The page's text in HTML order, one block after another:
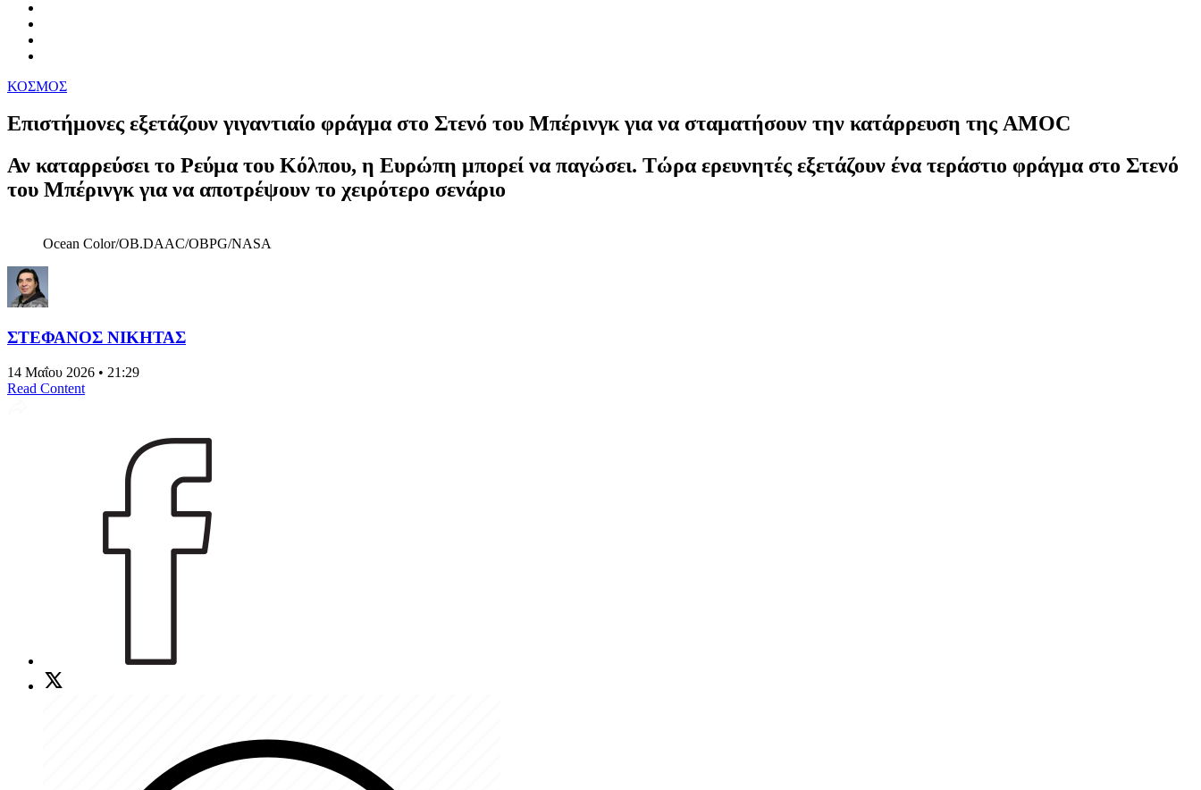
ΚΟΣΜΟΣ
Επιστήμονες εξετάζουν γιγαντιαίο φράγμα στο Στενό του Μπέρινγκ για να σταματήσουν την κατάρρευση της AMOC
Αν καταρρεύσει το Ρεύμα του Κόλπου, η Ευρώπη μπορεί να παγώσει. Τώρα ερευνητές εξετάζουν ένα τεράστιο φράγμα στο Στενό
του Μπέρινγκ για να αποτρέψουν το χειρότερο σενάριο
Ocean Color/OB.DAAC/OBPG/NASA
ΣΤΕΦΑΝΟΣ ΝΙΚΗΤΑΣ
14 Μαΐου 2026 • 21:29
Read Content